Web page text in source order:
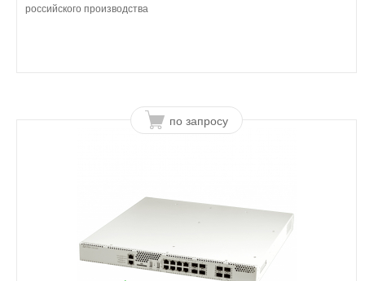
российского производства
по запросу